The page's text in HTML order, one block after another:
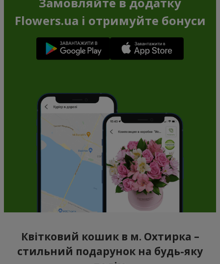
Flowers.ua і отримуйте бонуси
Квітковий кошик в м. Охтирка –
стильний подарунок на будь-яку